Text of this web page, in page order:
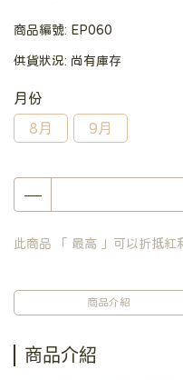
商品編號: EP060
供貨狀況: 尚有庫存
月份
8月
9月
此商品 「 最高 」可以折抵紅
商品介紹
商品介紹